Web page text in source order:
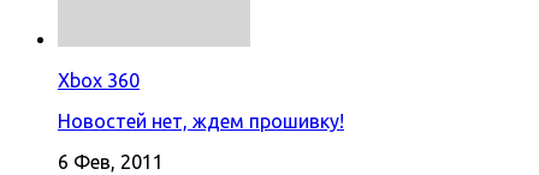
Xbox 360
Новостей нет, ждем прошивку!
6 Фев, 2011